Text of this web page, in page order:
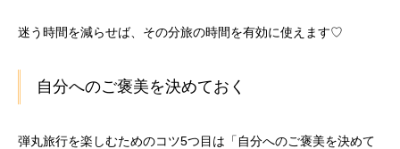
迷う時間を減らせば、その分旅の時間を有効に使えます♡
自分へのご褒美を決めておく
弾丸旅行を楽しむためのコツ5つ目は「自分へのご褒美を決めて